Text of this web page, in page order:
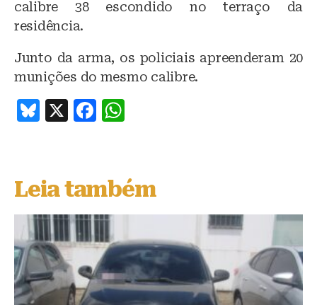
calibre 38 escondido no terraço da
residência.
Junto da arma, os policiais apreenderam 20
munições do mesmo calibre.
B
s
k
y
X
F
e
b
o
o
k
s
A
p
p
Leia também